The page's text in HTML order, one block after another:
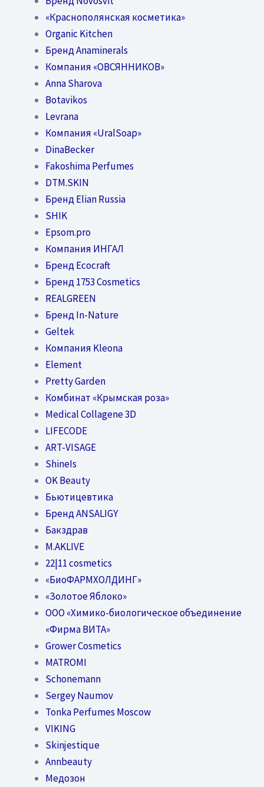
«Краснополянская косметика»
Organic Kitchen
Бренд Anaminerals
Компания «ОВСЯННИКОВ»
Anna Sharova
Botavikos
Levrana
Компания «UralSoap»
DinaBecker
Fakoshima Perfumes
DTM.SKIN
Бренд Elian Russia
SHIK
Epsom.pro
Компания ИНГАЛ
Бренд Ecocraft
Бренд 1753 Cosmetics
REALGREEN
Бренд In-Nature
Geltek
Компания Kleona
Element
Pretty Garden
Комбинат «Крымская роза»
Medical Collagene 3D
LIFECODE
ART-VISAGE
ShineIs
OK Beauty
Бьютицевтика
Бренд ANSALIGY
Бакздрав
M.AKLIVE
22|11 cosmetics
«БиоФАРМХОЛДИНГ»
«Золотое Яблоко»
OOO «Химико-биологическое объединение
«Фирма ВИТА»
Grower Cosmetics
MATROMI
Schonemann
Sergey Naumov
Tonka Perfumes Moscow
VIKING
Skinjestique
Annbeauty
Медозон